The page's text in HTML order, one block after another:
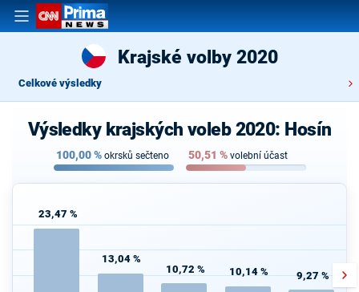
Krajské volby 2020
Celkové výsledky
Výsledky krajských voleb 2020: Hosín
100,00% okrsků sečteno 50,51 % volební účast
23,47 %
13,04 %
10,72 % 10,14 % 9,27 %